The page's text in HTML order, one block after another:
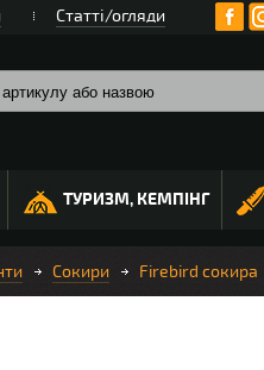
Статті/огляди
ТУРИЗМ, КЕМПІНГ
Сокири Firebird сокира